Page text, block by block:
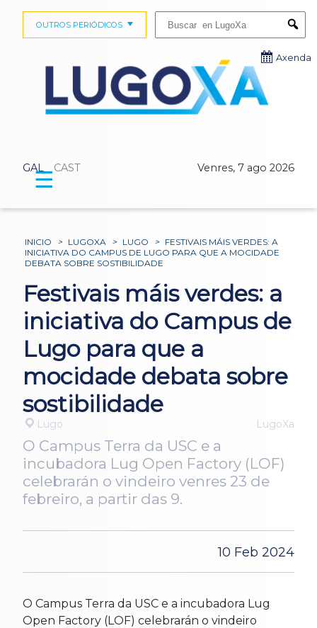
GAL CAST Venres, 7 ago 2026
OUTROS PERIÓDICOS
Axenda
☰
INICIO > LUGOXA > LUGO > FESTIVAIS MÁIS VERDES: A
INICIATIVA DO CAMPUS DE LUGO PARA QUE A MOCIDADE
DEBATA SOBRE SOSTIBILIDADE
Festivais máis verdes: a
iniciativa do Campus de
Lugo para que a
mocidade debata sobre
sostibilidade
Lugo LugoXa
O Campus Terra da USC e a
incubadora Lug Open Factory (LOF)
celebrarán o vindeiro venres 23 de
febreiro, a partir das 9.
10 Feb 2024
O Campus Terra da USC e a incubadora Lug
Open Factory (LOF) celebrarán o vindeiro